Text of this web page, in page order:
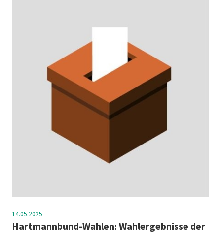
14.05.2025
Hartmannbund-Wahlen: Wahlergebnisse der